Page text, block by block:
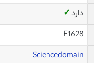
دارد✓
F1628
Sciencedomain